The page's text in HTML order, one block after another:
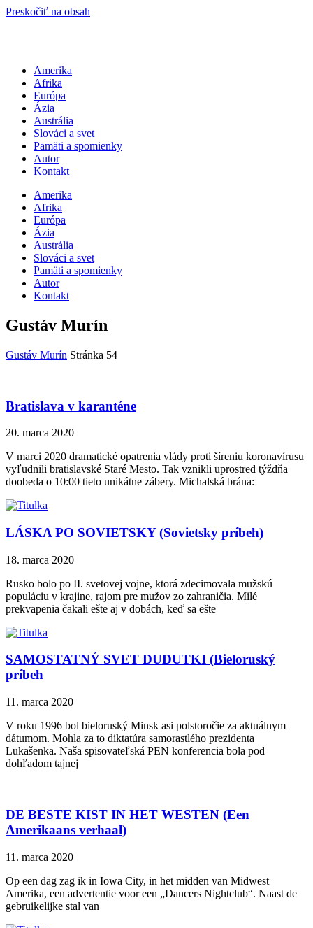
Preskočiť na obsah
Amerika
Afrika
Európa
Ázia
Austrália
Slováci a svet
Pamäti a spomienky
Autor
Kontakt
Amerika
Afrika
Európa
Ázia
Austrália
Slováci a svet
Pamäti a spomienky
Autor
Kontakt
Gustáv Murín
Gustáv Murín Stránka 54
Bratislava v karanténe
20. marca 2020
V marci 2020 dramatické opatrenia vlády proti šíreniu koronavírusu
vyľudnili bratislavské Staré Mesto. Tak vznikli uprostred týždňa
doobeda o 10:00 tieto unikátne zábery. Michalská brána:
LÁSKA PO SOVIETSKY (Sovietsky príbeh)
18. marca 2020
Rusko bolo po II. svetovej vojne, ktorá zdecimovala mužskú
populáciu v krajine, rajom pre mužov zo zahraničia. Milé
prekvapenia čakali ešte aj v dobách, keď sa ešte
SAMOSTATNÝ SVET DUDUTKI (Bieloruský
príbeh
11. marca 2020
V roku 1996 bol bieloruský Minsk asi polstoročie za aktuálnym
dátumom. Mohla za to diktatúra samorastlého prezidenta
Lukašenka. Naša spisovateľská PEN konferencia bola pod
dohľadom tajnej
DE BESTE KIST IN HET WESTEN (Een
Amerikaans verhaal)
11. marca 2020
Op een dag zag ik in Iowa City, in het midden van Midwest
Amerika, een advertentie voor een „Dancers Nightclub“. Naast de
gebruikelijke stal van